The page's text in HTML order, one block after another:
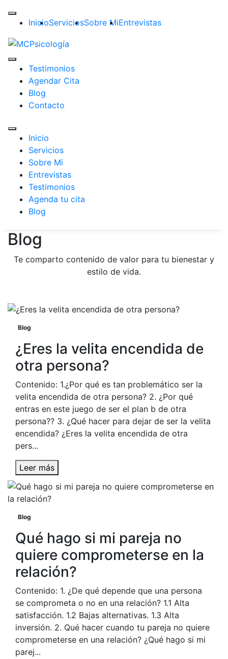
InicioServiciosSobre MiEntrevistas
Testimonios
Agendar Cita
Blog
Contacto
Inicio
Servicios
Sobre Mi
Entrevistas
Testimonios
Agenda tu cita
Blog
Blog
Te comparto contenido de valor para tu bienestar y
estilo de vida.
Blog
¿Eres la velita encendida de
otra persona?
Contenido: 1.¿Por qué es tan problemático ser la
velita encendida de otra persona? 2. ¿Por qué
entras en este juego de ser el plan b de otra
persona?? 3. ¿Qué hacer para dejar de ser la velita
encendida? ¿Eres la velita encendida de otra
pers...
Leer más
Blog
Qué hago si mi pareja no
quiere comprometerse en la
relación?
Contenido: 1. ¿De qué depende que una persona
se comprometa o no en una relación? 1.1 Alta
satisfacción. 1.2 Bajas alternativas. 1.3 Alta
inversión. 2. Qué hacer cuando tu pareja no quiere
comprometerse en una relación? ¿Qué hago si mi
parej...